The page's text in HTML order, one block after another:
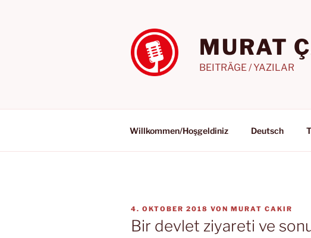
MURAT
BEITRÄGE / YAZILAR
Willkommen/Hoşgeldiniz Deutsch
VERÖFFENTLICHT
AM
4. OKTOBER 2018 VON MURAT CAKIR
Bir devlet ziyareti ve